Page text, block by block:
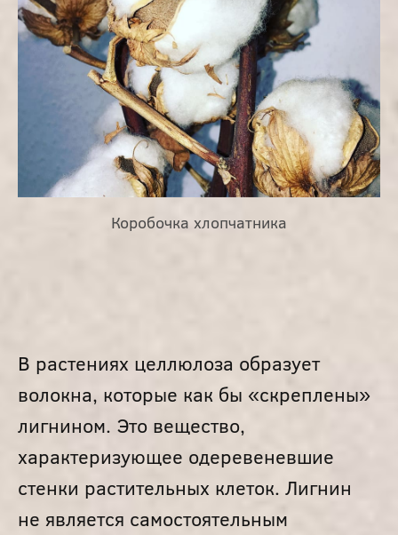
Коробочка хлопчатника
В растениях целлюлоза образует
волокна, которые как бы «скреплены»
лигнином. Это вещество,
характеризующее одеревеневшие
стенки растительных клеток. Лигнин
не является самостоятельным